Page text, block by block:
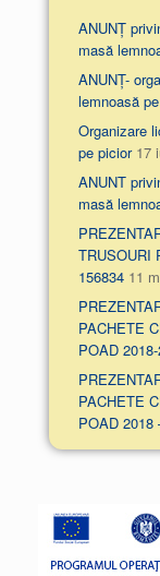
ANUNȚ
masă
ANUNȚ-
lemnoasă
Organizare
pe picior 17
ANUNT
masă
TRUSOURI
156834 11
PACHETE
POAD
PACHETE
POAD 2018